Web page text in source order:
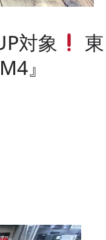
対象
東
』